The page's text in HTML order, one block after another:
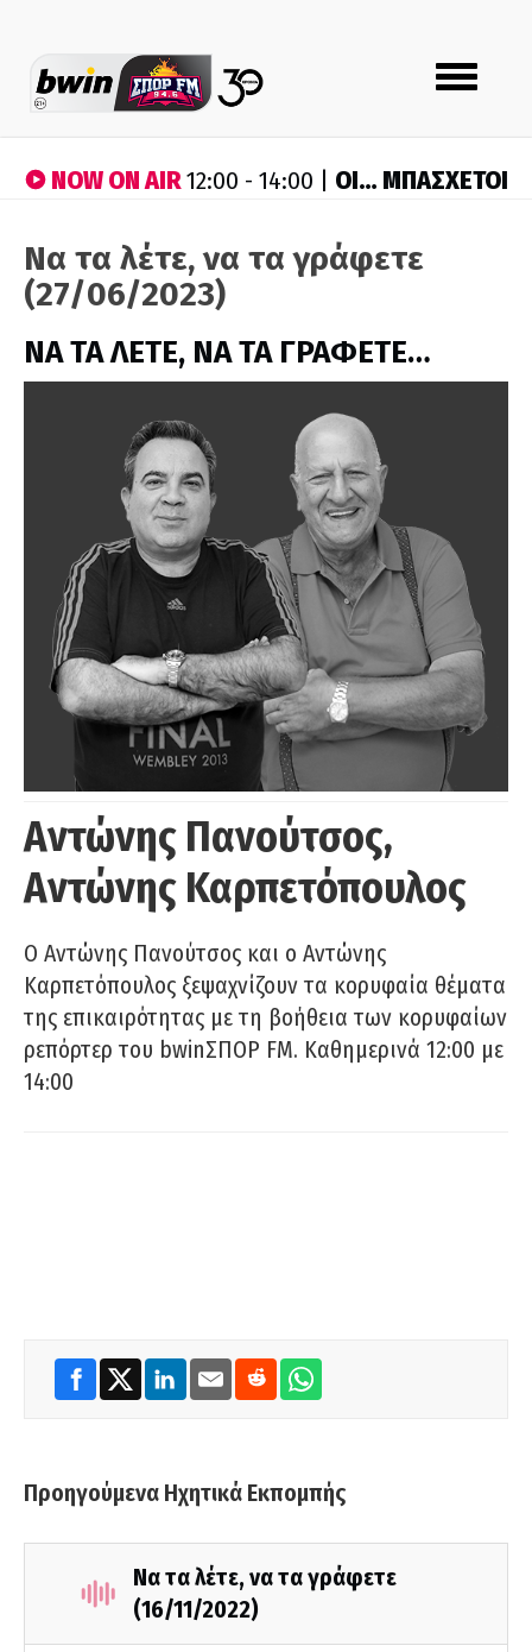
Toggle
navigation
NOW ON AIR12:00 - 14:00 | ΟΙ… ΜΠΑΣΧΕΤΟΙ
Να τα λέτε, να τα γράφετε
(27/06/2023)
ΝΑ ΤΑ ΛΕΤΕ, ΝΑ ΤΑ ΓΡΑΦΕΤΕ…
Αντώνης Πανούτσος,
Αντώνης Καρπετόπουλος
Ο Αντώνης Πανούτσος και ο Αντώνης
Καρπετόπουλος ξεψαχνίζουν τα κορυφαία θέματα
της επικαιρότητας με τη βοήθεια των κορυφαίων
ρεπόρτερ του bwinΣΠΟΡ FM. Καθημερινά 12:00 με
14:00
Προηγούμενα Ηχητικά Εκπομπής
Να τα λέτε, να τα γράφετε
(16/11/2022)